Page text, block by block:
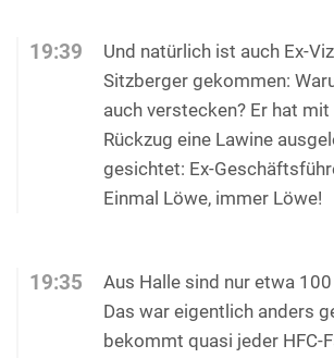
19:39
Und natürlich ist auch Ex-
Sitzberger gekommen:
auch verstecken? Er hat
Rückzug eine Lawine
gesichtet: Ex-
Einmal Löwe, immer Löwe!
19:35
Aus Halle sind nur etwa
Das war eigentlich anders
bekommt quasi jeder HFC-